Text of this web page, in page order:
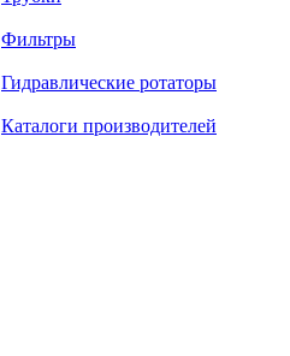
Фильтры
Гидравлические ротаторы
Каталоги производителей